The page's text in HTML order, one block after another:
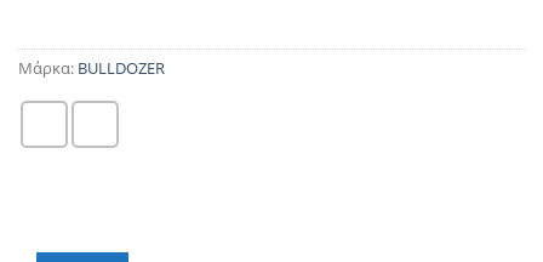
Μάρκα: BULLDOZER